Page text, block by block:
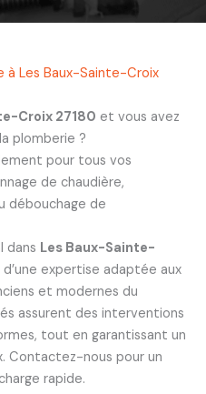
Les Baux-Sainte-Croix
Croix 27180 et vous avez
plomberie ?
pour tous vos
de chaudière,
débouchage de
dans Les Baux-Sainte-
expertise adaptée aux
et modernes du
assurent des interventions
tout en garantissant un
Contactez-nous pour un
rapide.